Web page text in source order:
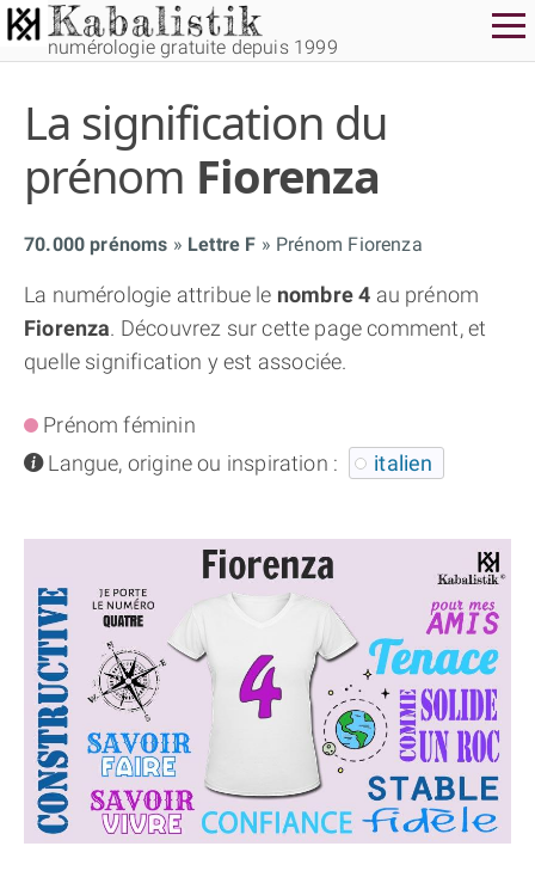
numérologie gratuite depuis 1999
La signification du
prénom Fiorenza
70.000 prénoms Lettre F Prénom Fiorenza
La numérologie attribue le nombre 4 au prénom
Fiorenza. Découvrez sur cette page comment, et
quelle signification y est associée.
Prénom féminin
infoLangue, origine ou inspiration : italien
THÈME GRATUIT
THÈME NUMÉROLOGIQUE APPROFONDI
THÈME TEMPOREL
NUMÉROSCOPE
THÈME « DOUBLE JE »
APPRENDRE LA NUMÉROLOGIE
EXPLORER LA NUMÉROLOGIE
70.000 PRÉNOMS